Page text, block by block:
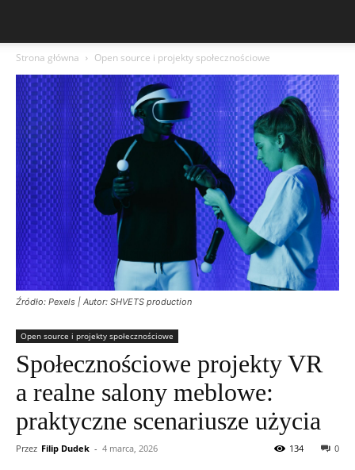
Strona główna Open source i projekty społecznościowe
Źródło: Pexels | Autor: SHVETS production
Open source i projekty społecznościowe
Społecznościowe projekty VR
a realne salony meblowe:
praktyczne scenariusze użycia
Przez Filip Dudek - 4 marca, 2026 0
134